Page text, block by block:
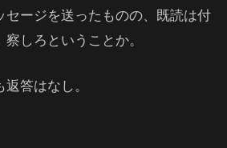
セージを送ったものの、既読は付
しろということか。
答はなし。